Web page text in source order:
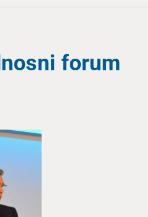
forum